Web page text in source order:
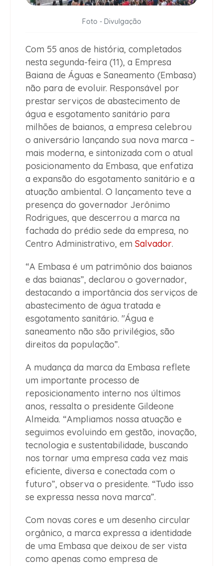
Foto - Divulgação
Com 55 anos de história, completados
nesta segunda-feira (11), a Empresa
Baiana de Águas e Saneamento (Embasa)
não para de evoluir. Responsável por
prestar serviços de abastecimento de
água e esgotamento sanitário para
milhões de baianos, a empresa celebrou
o aniversário lançando sua nova marca –
mais moderna, e sintonizada com o atual
posicionamento da Embasa, que enfatiza
a expansão do esgotamento sanitário e a
atuação ambiental. O lançamento teve a
presença do governador Jerônimo
Rodrigues, que descerrou a marca na
fachada do prédio sede da empresa, no
Centro Administrativo, em Salvador.
“A Embasa é um patrimônio dos baianos
e das baianas”, declarou o governador,
destacando a importância dos serviços de
abastecimento de água tratada e
esgotamento sanitário. "Água e
saneamento não são privilégios, são
direitos da população”.
A mudança da marca da Embasa reflete
um importante processo de
reposicionamento interno nos últimos
anos, ressalta o presidente Gildeone
Almeida. “Ampliamos nossa atuação e
seguimos evoluindo em gestão, inovação,
tecnologia e sustentabilidade, buscando
nos tornar uma empresa cada vez mais
eficiente, diversa e conectada com o
futuro”, observa o presidente. “Tudo isso
se expressa nessa nova marca”.
Com novas cores e um desenho circular
orgânico, a marca expressa a identidade
de uma Embasa que deixou de ser vista
como apenas como empresa de